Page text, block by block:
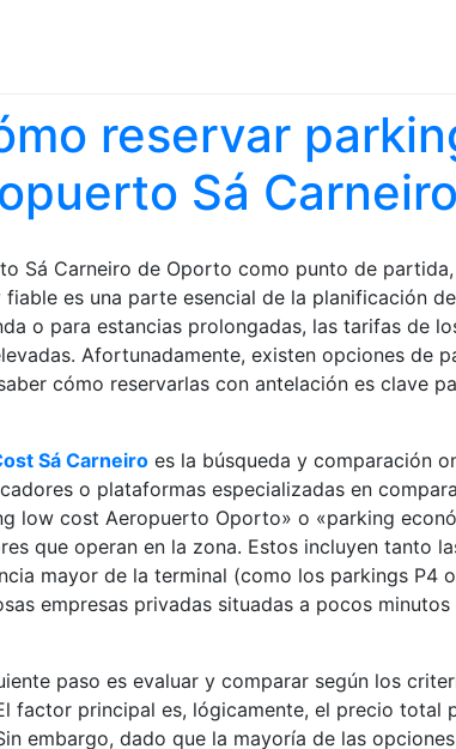
reservar
Sá Carneiro
Sá Carneiro de Oporto como punto de
es una parte esencial de la planificación
o para estancias prolongadas, las tarifas de
Afortunadamente, existen opciones de
cómo reservarlas con antelación es clave
Sá Carneiro es la búsqueda y comparación
o plataformas especializadas en
low cost Aeropuerto Oporto» o «parking
que operan en la zona. Estos incluyen tanto
mayor de la terminal (como los parkings P4
empresas privadas situadas a pocos
paso es evaluar y comparar según los
factor principal es, lógicamente, el precio total
embargo, dado que la mayoría de las